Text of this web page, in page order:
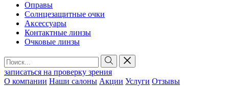
Оправы
Солнцезащитные очки
Аксессуары
Контактные линзы
Очковые линзы
записаться на проверку зрения
О компании Наши салоны Акции Услуги Отзывы